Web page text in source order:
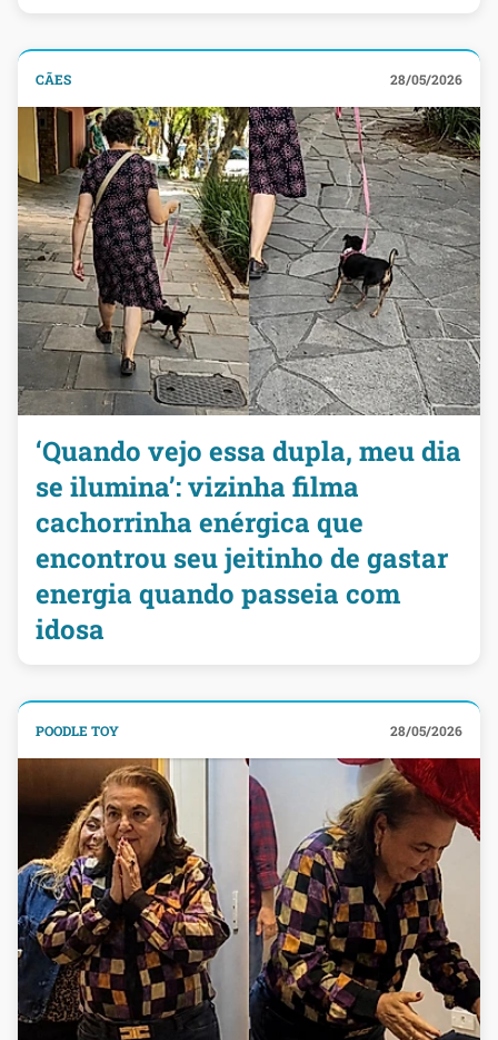
CÃES 28/05/2026
‘Quando vejo essa dupla, meu dia
se ilumina’: vizinha filma
cachorrinha enérgica que
encontrou seu jeitinho de gastar
energia quando passeia com
idosa
POODLE TOY 28/05/2026